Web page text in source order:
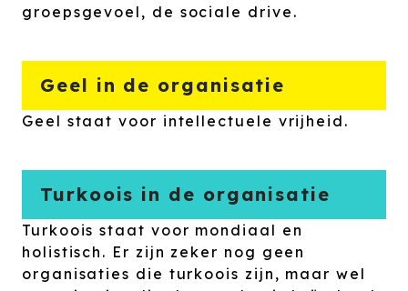
groepsgevoel, de sociale drive.
Geel in de organisatie
Geel staat voor intellectuele vrijheid.
Turkoois in de organisatie
Turkoois staat voor mondiaal en
holistisch. Er zijn zeker nog geen
organisaties die turkoois zijn, maar wel